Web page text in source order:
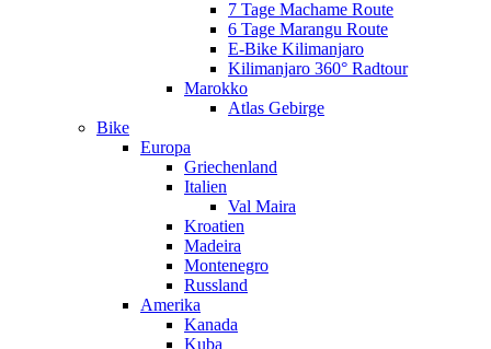
7 Tage Machame Route
6 Tage Marangu Route
E-Bike Kilimanjaro
Kilimanjaro 360° Radtour
Marokko
Atlas Gebirge
Bike
Europa
Griechenland
Italien
Val Maira
Kroatien
Madeira
Montenegro
Russland
Amerika
Kanada
Kuba